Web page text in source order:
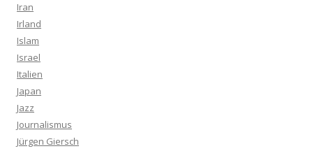
Iran
Irland
Islam
Israel
Italien
Japan
Jazz
Journalismus
Jürgen Giersch